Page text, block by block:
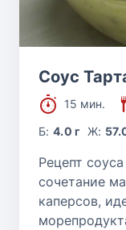
Соус
15 мин.
Б:4.0 г Ж:
Рецепт
сочетание
каперсов,